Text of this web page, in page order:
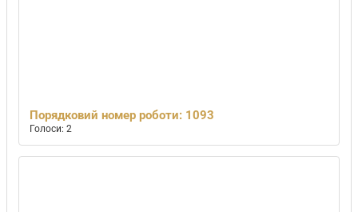
Порядковий номер роботи: 1093
Голоси: 2